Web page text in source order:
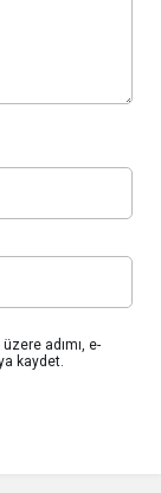
adımı, e-
kaydet.